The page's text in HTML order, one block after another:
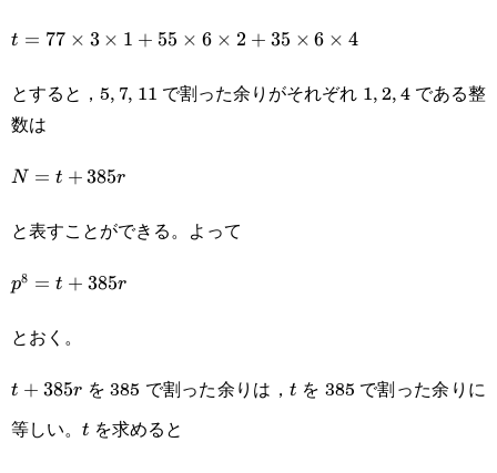
t = 77 × 3 × 1 + 55 × 6 × 2 + 35 × 6 × 4
とすると，5, 7, 11 で割った余りがそれぞれ 1, 2, 4 である整
数は
N=t+385r
N = t + 385r
と表すことができる。よって
p^8=t+385r
p8 = t + 385r
とおく。
t+385r
t + 385r を 385 で割った余りは， t
t を 385 で割った余りに
等しい。 t
t を求めると